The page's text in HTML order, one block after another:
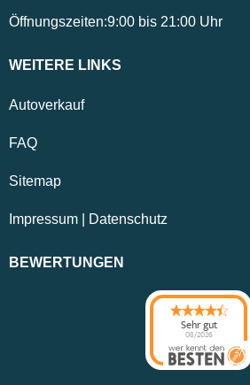
Öffnungszeiten:9:00 bis 21:00 Uhr
WEITERE LINKS
Autoverkauf
FAQ
Sitemap
Impressum Datenschutz
BEWERTUNGEN
Sehr gut
08/2026